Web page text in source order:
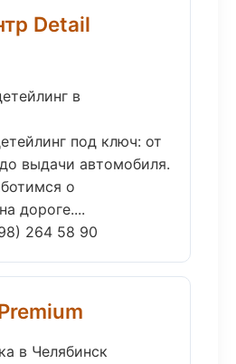
Detail
в
под ключ: от
выдачи автомобиля.
о
дороге....
264 58 90
в Челябинск